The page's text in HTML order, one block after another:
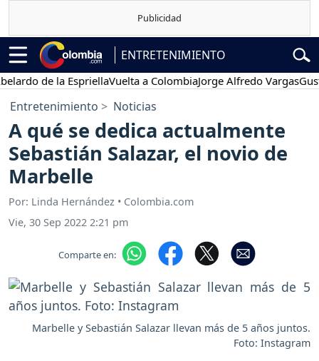
ENTRETENIMIENTO
de la EspriellaVuelta a ColombiaJorge Alfredo VargasGustavo
Entretenimiento Noticias
A qué se dedica actualmente
Sebastián Salazar, el novio de
Marbelle
Por: Linda Hernández • Colombia.com
Vie, 30 Sep 2022 2:21 pm
Comparte en:
Marbelle y Sebastián Salazar llevan más de 5 años juntos.
Foto: Instagram